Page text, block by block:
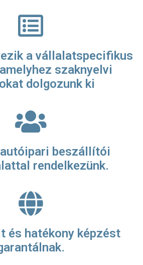
a vállalatspecifikus
szaknyelvi
dolgozunk ki
beszállítói
rendelkezünk.
és hatékony képzést